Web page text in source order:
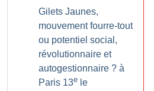
Gilets Jaunes,
mouvement fourre-tout
ou potentiel social,
révolutionnaire et
autogestionnaire ? à
Paris 13e le